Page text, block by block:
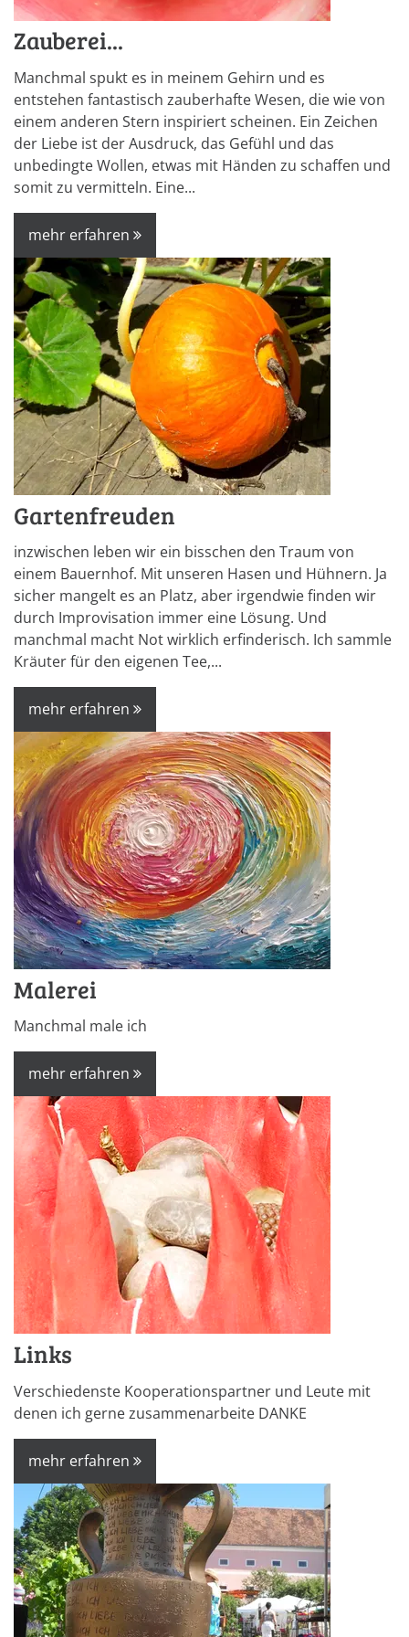
Zauberei...
Manchmal spukt es in meinem Gehirn und es
entstehen fantastisch zauberhafte Wesen, die wie von
einem anderen Stern inspiriert scheinen. Ein Zeichen
der Liebe ist der Ausdruck, das Gefühl und das
unbedingte Wollen, etwas mit Händen zu schaffen und
somit zu vermitteln. Eine...
mehr erfahren
Gartenfreuden
inzwischen leben wir ein bisschen den Traum von
einem Bauernhof. Mit unseren Hasen und Hühnern. Ja
sicher mangelt es an Platz, aber irgendwie finden wir
durch Improvisation immer eine Lösung. Und
manchmal macht Not wirklich erfinderisch. Ich sammle
Kräuter für den eigenen Tee,...
mehr erfahren
Malerei
Manchmal male ich
mehr erfahren
Links
Verschiedenste Kooperationspartner und Leute mit
denen ich gerne zusammenarbeite DANKE
mehr erfahren